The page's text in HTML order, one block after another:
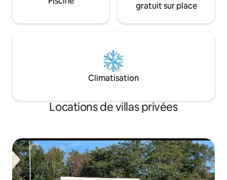
gratuit sur place
Climatisation
Locations de villas privées